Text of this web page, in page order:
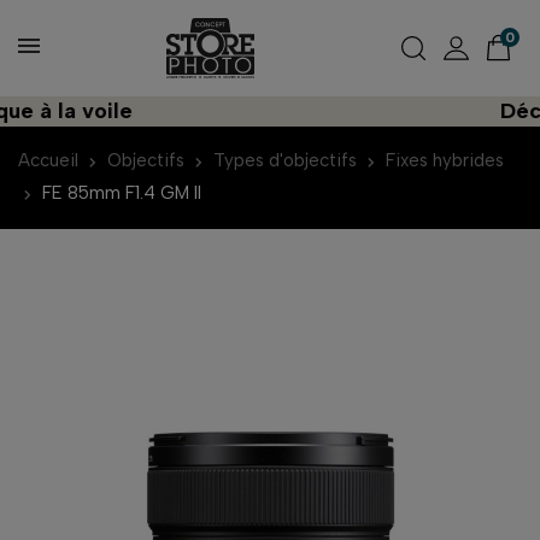
0
la voile
Accueil Objectifs Types d'objectifs
Fixes hybrides
FE 85mm F1.4 GM II